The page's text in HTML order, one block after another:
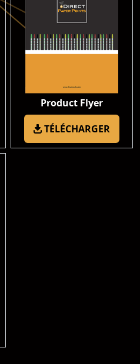
Product Flyer
TÉLÉCHARGER